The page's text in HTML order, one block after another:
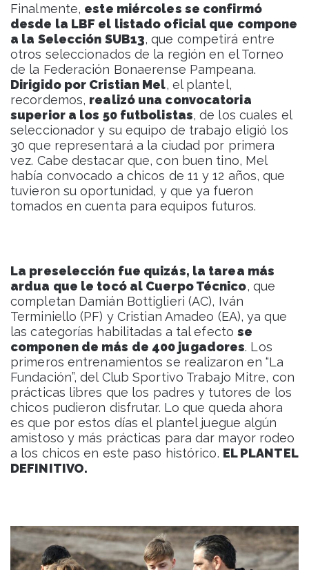
Finalmente, este miércoles se confirmó
desde la LBF el listado oficial que compone
a la Selección SUB13, que competirá entre
otros seleccionados de la región en el Torneo
de la Federación Bonaerense Pampeana.
Dirigido por Cristian Mel, el plantel,
recordemos, realizó una convocatoria
superior a los 50 futbolistas, de los cuales el
seleccionador y su equipo de trabajo eligió los
30 que representará a la ciudad por primera
vez. Cabe destacar que, con buen tino, Mel
había convocado a chicos de 11 y 12 años, que
tuvieron su oportunidad, y que ya fueron
tomados en cuenta para equipos futuros.
La preselección fue quizás, la tarea más
ardua que le tocó al Cuerpo Técnico, que
completan Damián Bottiglieri (AC), Iván
Terminiello (PF) y Cristian Amadeo (EA), ya que
las categorías habilitadas a tal efectose
componen de más de 400 jugadores. Los
primeros entrenamientos se realizaron en “La
Fundación”, del Club Sportivo Trabajo Mitre, con
prácticas libres que los padres y tutores de los
chicos pudieron disfrutar. Lo que queda ahora
es que por estos días el plantel juegue algún
amistoso y más prácticas para dar mayor rodeo
a los chicos en este paso histórico. EL PLANTEL
DEFINITIVO.